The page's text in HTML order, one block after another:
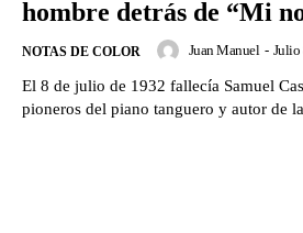
hombre detrás de “Mi
NOTAS DE COLOR Juan Manuel - Julio
El 8 de julio de 1932 fallecía Samuel
pioneros del piano tanguero y autor de